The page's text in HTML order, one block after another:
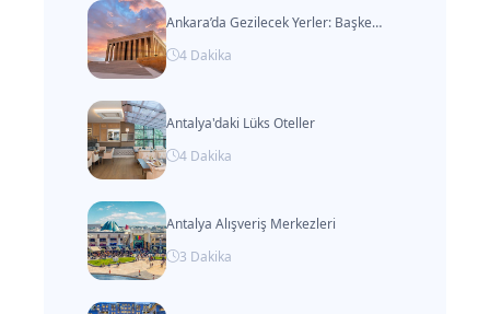
Ankara’da Gezilecek Yerler: Başkentteki En İyi Gezi Rotaları
4 Dakika
Antalya'daki Lüks Oteller
4 Dakika
Antalya Alışveriş Merkezleri
3 Dakika